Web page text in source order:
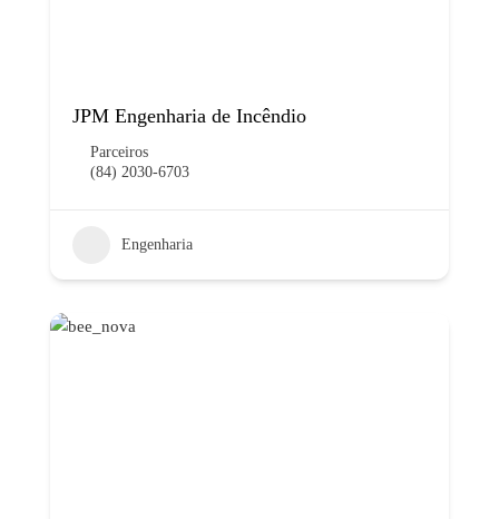
JPM Engenharia de Incêndio
Parceiros
(84) 2030-6703
Engenharia